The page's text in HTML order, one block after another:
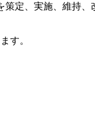
定、実施、維持、
す。